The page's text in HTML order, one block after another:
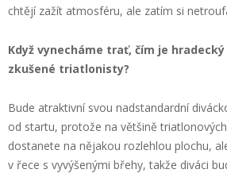
chtějí zažít atmosféru, ale zatím si
Když vynecháme trať, čím je
zkušené triatlonisty?
Bude atraktivní svou nadstandardní
od startu, protože na většině
dostanete na nějakou rozlehlou plochu,
v řece s vyvýšenými břehy, takže diváci